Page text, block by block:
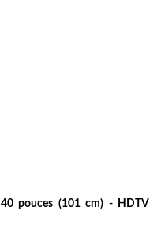
40 pouces (101 cm) - HDTV